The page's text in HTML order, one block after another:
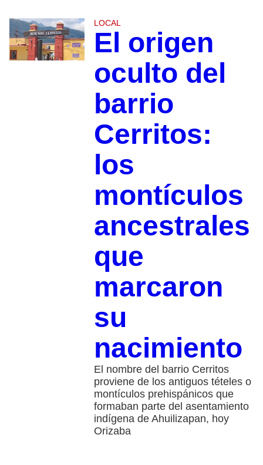
LOCAL
El origen
oculto del
barrio
Cerritos:
los
montículos
ancestrales
que
marcaron
su
nacimiento
El nombre del barrio Cerritos
proviene de los antiguos tételes o
montículos prehispánicos que
formaban parte del asentamiento
indígena de Ahuilizapan, hoy
Orizaba